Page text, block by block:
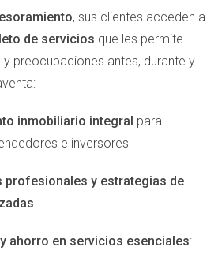
un aumento del 30% en su tráfico
adecuadas.
con tu Agencia
no estás siendo escuchado o
están siendo atendidas, es hora de
frecuentes para discutir avances.
, sus clientes acceden a
de servicios que les permite
preocupaciones antes, durante y
inmobiliario integral para
e inversores
profesionales y estrategias de
ahorro en servicios esenciales: